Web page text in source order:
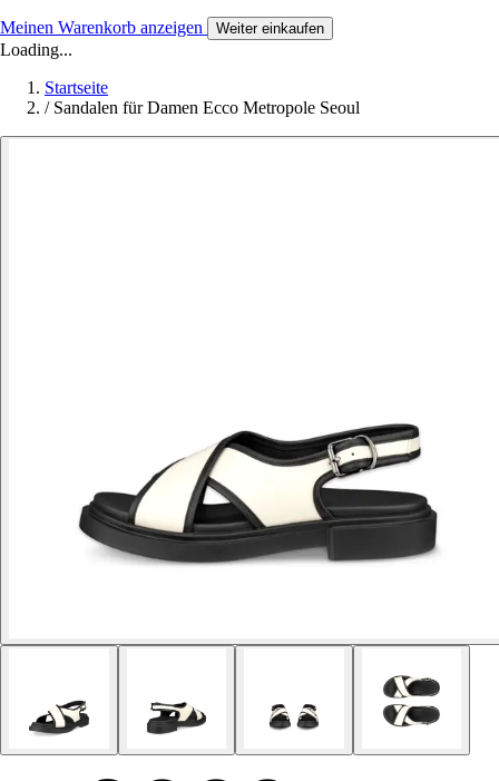
Meinen Warenkorb anzeigen Weiter einkaufen
Loading...
Startseite
/ Sandalen für Damen Ecco Metropole Seoul